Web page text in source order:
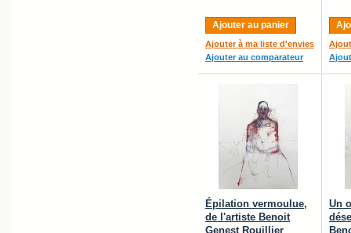
Ajouter au panier
Ajouter à ma liste d'envies
Ajouter au comparateur
Épilation vermoulue,
de l'artiste Benoit
Genest Rouillier
Un